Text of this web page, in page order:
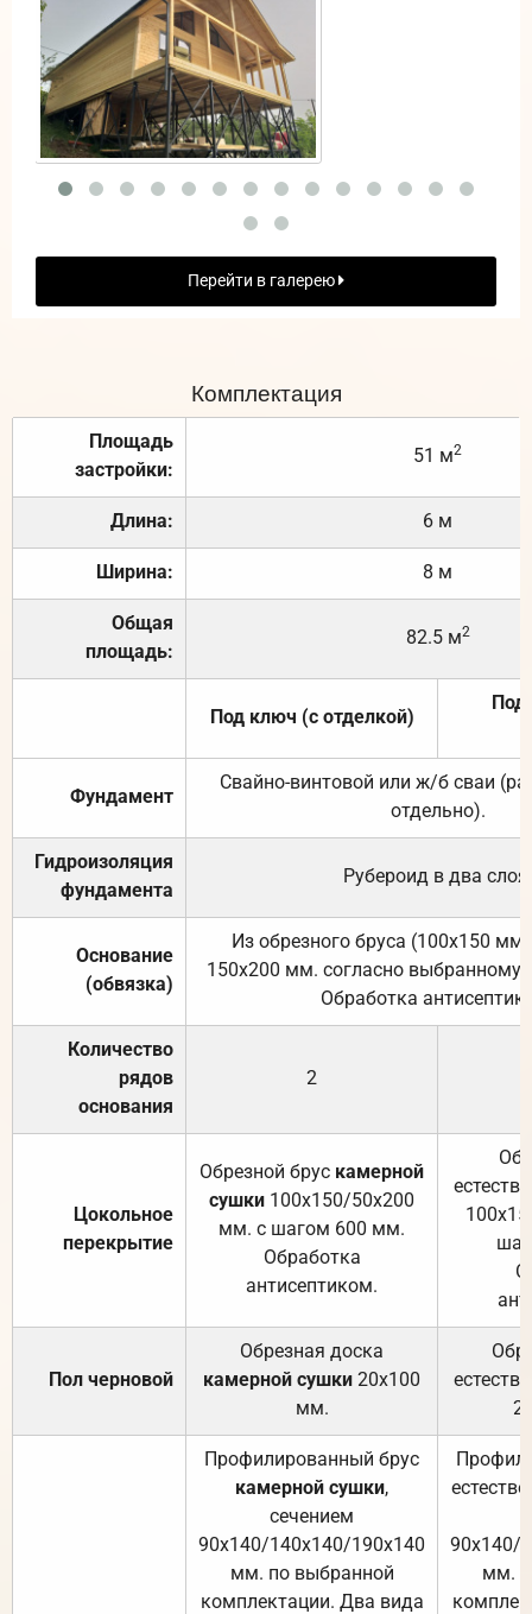
Перейти в галерею
Комплектация
Площадь
застройки:
51 м2
Длина: 6 м
Ширина: 8 м
Общая
площадь:
82.5 м2
Под ключ (с отделкой)
Под
Фундамент
Свайно-винтовой или ж/б сваи
отдельно).
Гидроизоляция
фундамента
Рубероид в два слоя.
Основание
(обвязка)
Из обрезного бруса (100х150
150х200 мм. согласно выбранному
Обработка
Количество
рядов
основания
2
Цокольное
перекрытие
Обрезной брус камерной
сушки 100х150/50х200
мм. с шагом 600 мм.
Обработка
антисептиком.
Пол черновой
Обрезная доска
камерной сушки 20х100
мм.
Профилированный брус
камерной сушки,
сечением
90х140/140х140/190х140
мм. по выбранной
комплектации. Два вида
90х140/
мм.